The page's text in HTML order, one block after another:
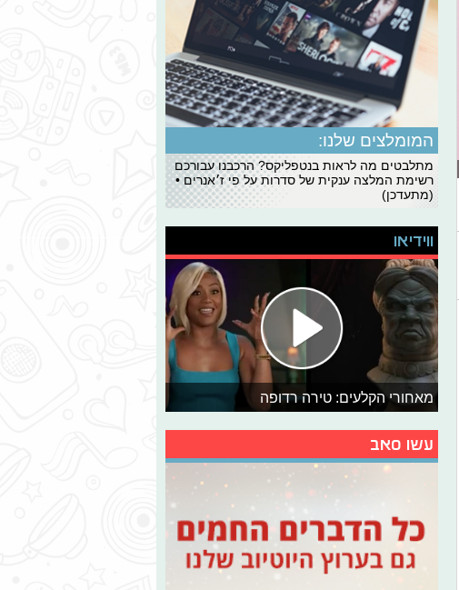
המומלצים שלנו:
מתלבטים מה לראות בנטפליקס? הרכבנו עבורכם
רשימת המלצה ענקית של סדרות על פי ז׳אנרים •
(מתעדכן)
ווידיאו
מאחורי הקלעים: טירה רדופה
עשו סאב